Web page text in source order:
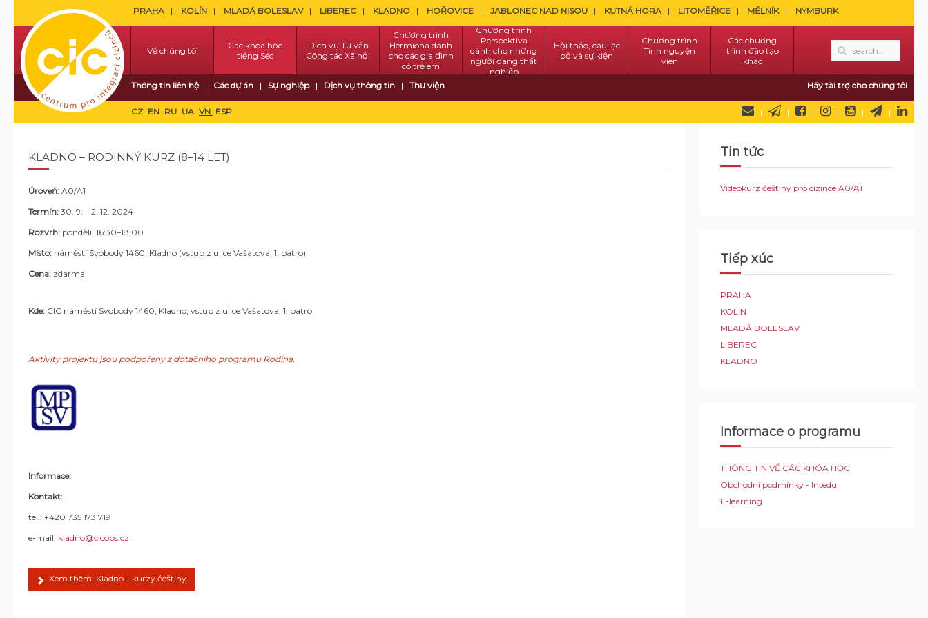
PRAHA KOLÍN MLADÁ BOLESLAV LIBEREC KLADNO HOŘOVICE JABLONEC NAD NISOU KUTNÁ HORA LITOMĚŘICE MĚLNÍK NYMBURK
Về chúng tôi
Các khóa học
tiếng Séc
Dịch vụ Tư vấn
Công tác Xã hội
Chương trình
Hermiona dành
cho các gia đình
có trẻ em
Chương trình
Perspektiva
dành cho những
người đang thất
nghiệp
Hội thảo, câu lạc
bộ và sự kiện
Chương trình
Tình nguyện
viên
Các chương
trình đào tạo
khác
Thông tin liên hệ Các dự án Sự nghiệp Dịch vụ thông tin Thư viện Hãy tài trợ cho chúng tôi
CZ EN RU UA VN ESP
KLADNO – RODINNÝ KURZ (8–14 LET)
Úroveň: A0/A1
Termín: 30. 9. – 2. 12. 2024
Rozvrh: pondělí, 16:30–18:00
Místo: náměstí Svobody 1460, Kladno (vstup z ulice Vašatova, 1. patro)
Cena: zdarma
Kde: CIC náměstí Svobody 1460, Kladno, vstup z ulice Vašatova, 1. patro
Aktivity projektu jsou podpořeny z dotačního programu Rodina.
Informace:
Kontakt:
tel.: +420 735 173 719
e-mail: kladno@cicops.cz
Xem thêm: Kladno – kurzy češtiny
Tin tức
Videokurz češtiny pro cizince A0/A1
Tiếp xúc
PRAHA
KOLÍN
MLADÁ BOLESLAV
LIBEREC
KLADNO
Informace o programu
THÔNG TIN VỀ CÁC KHÓA HỌC
Obchodní podmínky - Intedu
E-learning